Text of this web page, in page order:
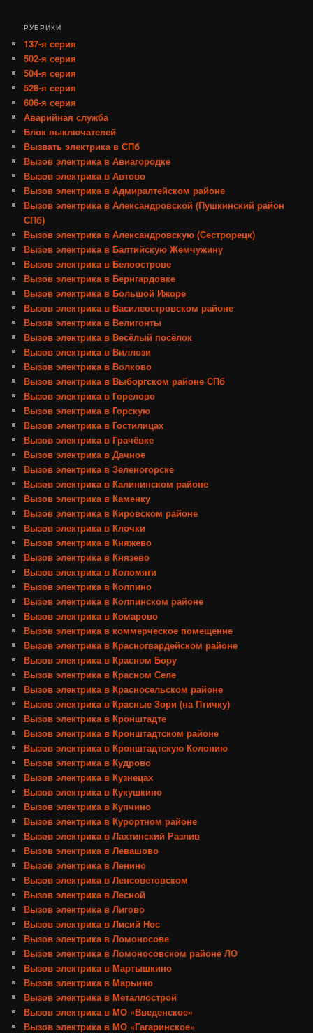
РУБРИКИ
137-я серия
502-я серия
504-я серия
528-я серия
606-я серия
Аварийная служба
Блок выключателей
Вызвать электрика в СПб
Вызов электрика в Авиагородке
Вызов электрика в Автово
Вызов электрика в Адмиралтейском районе
Вызов электрика в Александровской (Пушкинский район
СПб)
Вызов электрика в Александровскую (Сестрорецк)
Вызов электрика в Балтийскую Жемчужину
Вызов электрика в Белоострове
Вызов электрика в Бернгардовке
Вызов электрика в Большой Ижоре
Вызов электрика в Василеостровском районе
Вызов электрика в Велигонты
Вызов электрика в Весёлый посёлок
Вызов электрика в Виллози
Вызов электрика в Волково
Вызов электрика в Выборгском районе СПб
Вызов электрика в Горелово
Вызов электрика в Горскую
Вызов электрика в Гостилицах
Вызов электрика в Грачёвке
Вызов электрика в Дачное
Вызов электрика в Зеленогорске
Вызов электрика в Калининском районе
Вызов электрика в Каменку
Вызов электрика в Кировском районе
Вызов электрика в Клочки
Вызов электрика в Княжево
Вызов электрика в Князево
Вызов электрика в Коломяги
Вызов электрика в Колпино
Вызов электрика в Колпинском районе
Вызов электрика в Комарово
Вызов электрика в коммерческое помещение
Вызов электрика в Красногвардейском районе
Вызов электрика в Красном Бору
Вызов электрика в Красном Селе
Вызов электрика в Красносельском районе
Вызов электрика в Красные Зори (на Птичку)
Вызов электрика в Кронштадте
Вызов электрика в Кронштадтском районе
Вызов электрика в Кронштадтскую Колонию
Вызов электрика в Кудрово
Вызов электрика в Кузнецах
Вызов электрика в Кукушкино
Вызов электрика в Купчино
Вызов электрика в Курортном районе
Вызов электрика в Лахтинский Разлив
Вызов электрика в Левашово
Вызов электрика в Ленино
Вызов электрика в Ленсоветовском
Вызов электрика в Лесной
Вызов электрика в Лигово
Вызов электрика в Лисий Нос
Вызов электрика в Ломоносове
Вызов электрика в Ломоносовском районе ЛО
Вызов электрика в Мартышкино
Вызов электрика в Марьино
Вызов электрика в Металлострой
Вызов электрика в МО «Введенское»
Вызов электрика в МО «Гагаринское»